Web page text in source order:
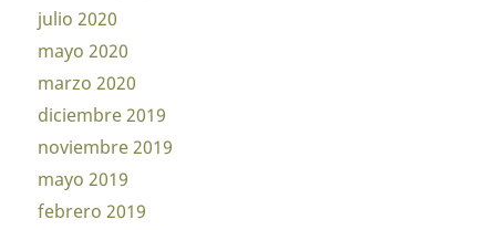
julio 2020
mayo 2020
marzo 2020
diciembre 2019
noviembre 2019
mayo 2019
febrero 2019